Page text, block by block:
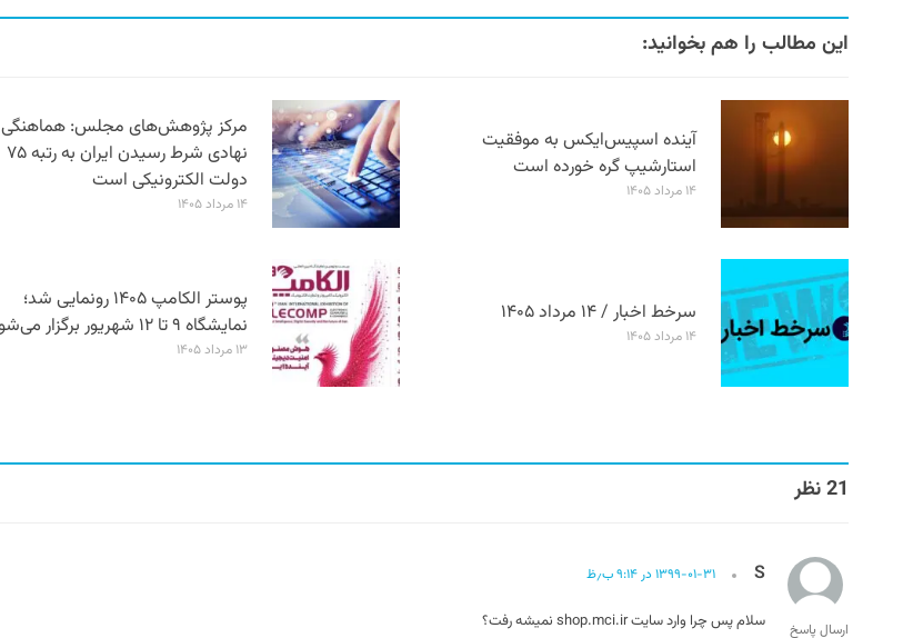
این مطالب را هم بخوانید:
آینده اسپیس‌ایکس به موفقیت
استارشیپ گره خورده است
۱۴ مرداد ۱۴۰۵
مرکز پژوهش‌های مجلس: هماهنگی
نهادی شرط رسیدن ایران به رتبه ۷۵
دولت الکترونیکی است
۱۴ مرداد ۱۴۰۵
سرخط اخبار / ۱۴ مرداد ۱۴۰۵
۱۴ مرداد ۱۴۰۵
پوستر الکامپ ۱۴۰۵ رونمایی شد؛
نمایشگاه ۹ تا ۱۲ شهریور برگزار می‌شود
۱۳ مرداد ۱۴۰۵
21 نظر
S ۱۳۹۹-۰۱-۳۱ در ۹:۱۴ ب٫ظ
سلام پس چرا وارد سایت shop.mci.ir نمیشه رفت؟ ارسال پاسخ